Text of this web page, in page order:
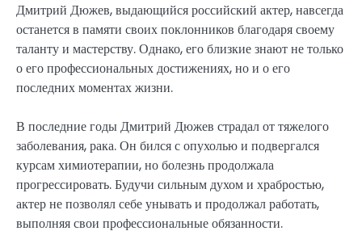
Дмитрий Дюжев, выдающийся российский актер, навсегда
останется в памяти своих поклонников благодаря своему
таланту и мастерству. Однако, его близкие знают не только
о его профессиональных достижениях, но и о его
последних моментах жизни.
В последние годы Дмитрий Дюжев страдал от тяжелого
заболевания, рака. Он бился с опухолью и подвергался
курсам химиотерапии, но болезнь продолжала
прогрессировать. Будучи сильным духом и храбростью,
актер не позволял себе унывать и продолжал работать,
выполняя свои профессиональные обязанности.